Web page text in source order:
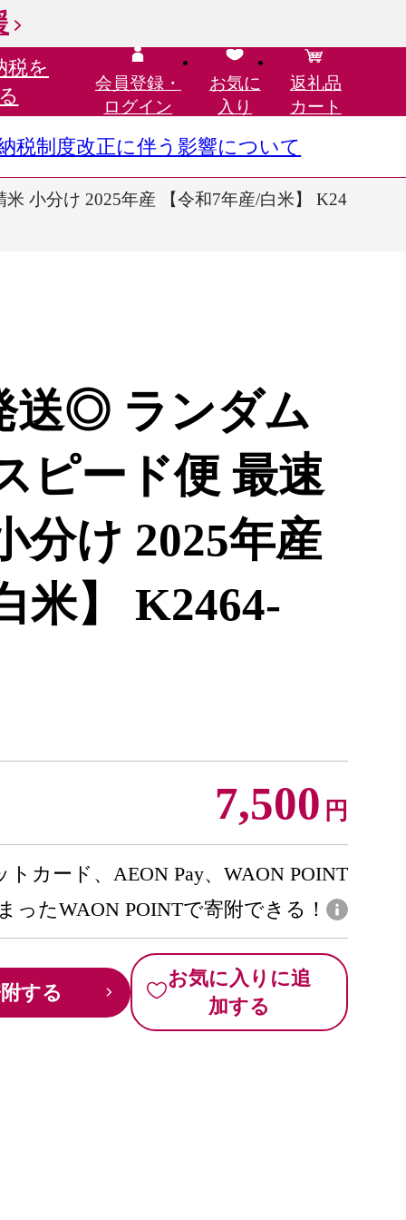
税を
会員登録・
ログイン
お気に
入り
返礼品
カート
税制度改正に伴う影響について
小分け 2025年産 【令和7年産/白米】 K24
送◎ ランダム
ピード便 最速
分け 2025年産
米】 K2464-
7,500 円
トカード、AEON Pay、WAON POINT
ったWAON POINTで寄附できる！
する
お気に入りに追
加する